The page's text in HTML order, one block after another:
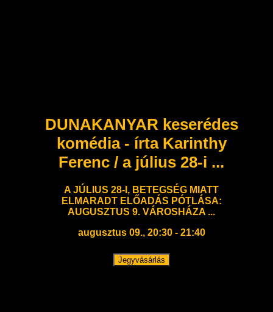
DUNAKANYAR keserédes
komédia - írta Karinthy
Ferenc / a július 28-i ...
A JÚLIUS 28-I, BETEGSÉG MIATT
ELMARADT ELŐADÁS PÓTLÁSA:
AUGUSZTUS 9. VÁROSHÁZA ...
augusztus 09., 20:30 - 21:40
Jegyvásárlás